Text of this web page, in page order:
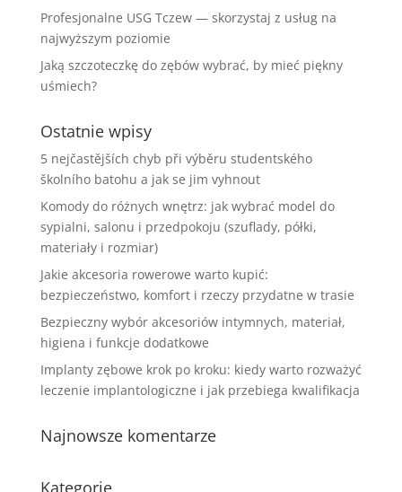
Profesjonalne USG Tczew — skorzystaj z usług na
najwyższym poziomie
Jaką szczoteczkę do zębów wybrać, by mieć piękny
uśmiech?
Ostatnie wpisy
5 nejčastějších chyb při výběru studentského
školního batohu a jak se jim vyhnout
Komody do różnych wnętrz: jak wybrać model do
sypialni, salonu i przedpokoju (szuflady, półki,
materiały i rozmiar)
Jakie akcesoria rowerowe warto kupić:
bezpieczeństwo, komfort i rzeczy przydatne w trasie
Bezpieczny wybór akcesoriów intymnych, materiał,
higiena i funkcje dodatkowe
Implanty zębowe krok po kroku: kiedy warto rozważyć
leczenie implantologiczne i jak przebiega kwalifikacja
Najnowsze komentarze
Kategorie